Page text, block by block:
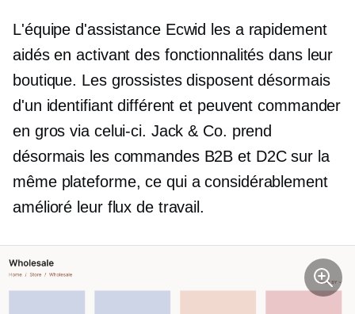
L'équipe d'assistance Ecwid les a rapidement
aidés en activant des fonctionnalités dans leur
boutique. Les grossistes disposent désormais
d'un identifiant différent et peuvent commander
en gros via celui-ci. Jack & Co. prend
désormais les commandes B2B et D2C sur la
même plateforme, ce qui a considérablement
amélioré leur flux de travail.